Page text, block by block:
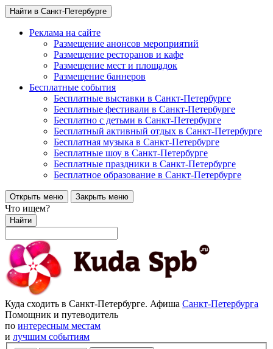
Найти в Санкт-Петербурге
Реклама на сайте
Размещение анонсов мероприятий
Размещение ресторанов и кафе
Размещение мест и площадок
Размещение баннеров
Бесплатные события
Бесплатные выставки в Санкт-Петербурге
Бесплатные фестивали в Санкт-Петербурге
Бесплатно с детьми в Санкт-Петербурге
Бесплатный активный отдых в Санкт-Петербурге
Бесплатная музыка в Санкт-Петербурге
Бесплатные шоу в Санкт-Петербурге
Бесплатные праздники в Санкт-Петербурге
Бесплатное образование в Санкт-Петербурге
Открыть меню Закрыть меню
Что ищем?
Найти
Куда сходить в Санкт-Петербурге. Афиша Санкт-Петербурга
Помощник и путеводитель
по интересным местам
и лучшим событиям